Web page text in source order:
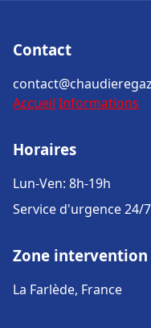
Contact
Accueil Informations
Horaires
Lun-Ven: 8h-19h
Service d'urgence 24/7
Zone intervention
La Farlède, France